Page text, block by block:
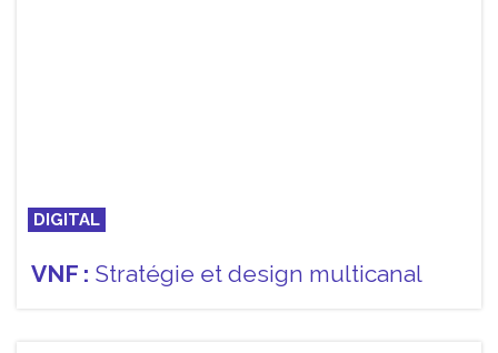
DIGITAL
VNF : Stratégie et design multicanal